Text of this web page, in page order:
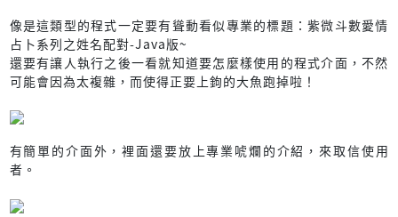
像是這類型的程式一定要有聳動看似專業的標題：紫微斗數愛情
占卜系列之姓名配對-Java版~
還要有讓人執行之後一看就知道要怎麼樣使用的程式介面，不然
可能會因為太複雜，而使得正要上鉤的大魚跑掉啦！
有簡單的介面外，裡面還要放上專業唬爛的介紹，來取信使用
者。